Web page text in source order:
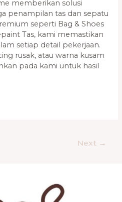
memberikan solusi
penampilan tas dan sepatu
seperti Bag & Shoes
Tas, kami memastikan
setiap detail pekerjaan.
rusak, atau warna kusam
pada kami untuk hasil
Next →